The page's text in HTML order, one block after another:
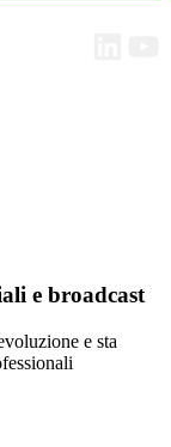
e broadcast
e sta